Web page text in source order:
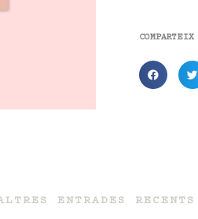
COMPARTEIX
ENTRADES RECENTS